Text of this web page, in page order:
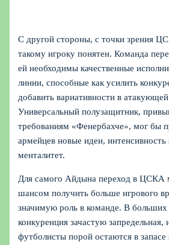
С другой стороны, с точки зрения
такому игроку понятен. Команда
ей необходимы качественные
линии, способные как усилить
добавить вариативности в
Универсальный полузащитник,
требованиям «Фенербахче», мог бы
армейцев новые идеи,
менталитет.
Для самого Айдына переход в ЦСКА
шансом получить больше игрового
значимую роль в команде. В больших
конкуренция зачастую запредельная,
футболисты порой остаются в запасе